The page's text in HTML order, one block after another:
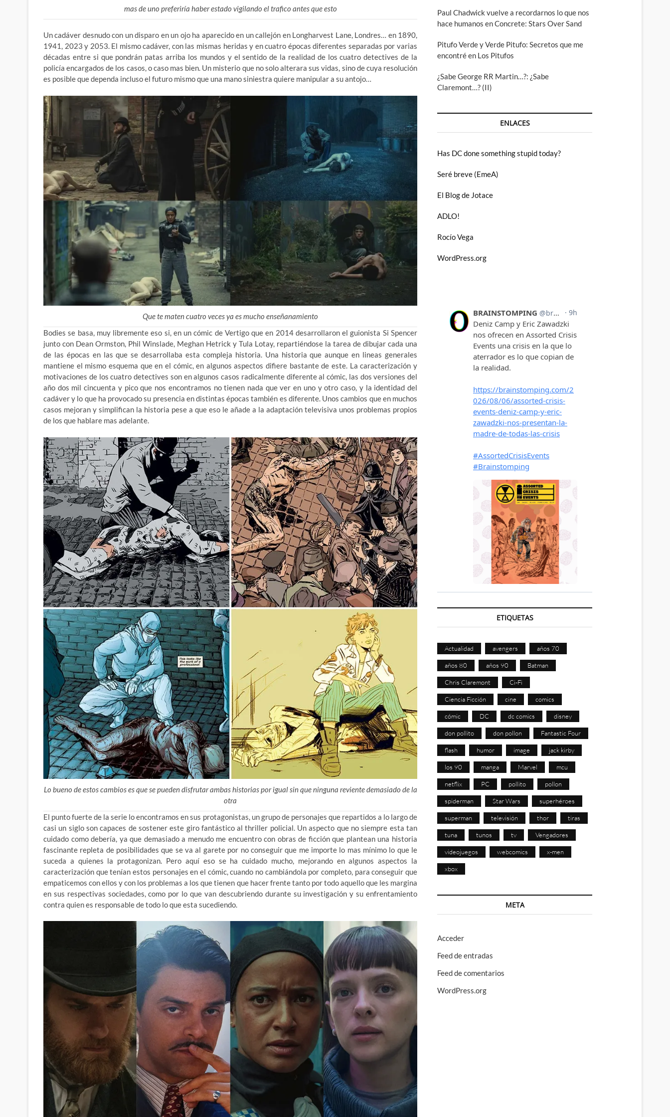
mas de uno preferiría haber estado vigilando el trafico antes que esto
Un cadáver desnudo con un disparo en un ojo ha aparecido en un callejón en Longharvest Lane, Londres… en 1890,
1941, 2023 y 2053. El mismo cadáver, con las mismas heridas y en cuatro épocas diferentes separadas por varias
décadas entre si que pondrán patas arriba los mundos y el sentido de la realidad de los cuatro detectives de la
policía encargados de los casos, o caso mas bien. Un misterio que no solo alterara sus vidas, sino de cuya resolución
es posible que dependa incluso el futuro mismo que una mano siniestra quiere manipular a su antojo…
Que te maten cuatro veces ya es mucho enseñanamiento
Bodies se basa, muy libremente eso si, en un cómic de Vertigo que en 2014 desarrollaron el guionista Si Spencer
junto con Dean Ormston, Phil Winslade, Meghan Hetrick y Tula Lotay, repartiéndose la tarea de dibujar cada una
de las épocas en las que se desarrollaba esta compleja historia. Una historia que aunque en lineas generales
mantiene el mismo esquema que en el cómic, en algunos aspectos difiere bastante de este. La caracterización y
motivaciones de los cuatro detectives son en algunos casos radicalmente diferente al cómic, las dos versiones del
año dos mil cincuenta y pico que nos encontramos no tienen nada que ver en uno y otro caso, y la identidad del
cadáver y lo que ha provocado su presencia en distintas épocas también es diferente. Unos cambios que en muchos
casos mejoran y simplifican la historia pese a que eso le añade a la adaptación televisiva unos problemas propios
de los que hablare mas adelante.
Lo bueno de estos cambios es que se pueden disfrutar ambas historias por igual sin que ninguna reviente demasiado de la
otra
El punto fuerte de la serie lo encontramos en sus protagonistas, un grupo de personajes que repartidos a lo largo de
casi un siglo son capaces de sostener este giro fantástico al thriller policial. Un aspecto que no siempre esta tan
cuidado como debería, ya que demasiado a menudo me encuentro con obras de ficción que plantean una historia
fascinante repleta de posibilidades que se va al garete por no conseguir que me importe lo mas mínimo lo que le
suceda a quienes la protagonizan. Pero aquí eso se ha cuidado mucho, mejorando en algunos aspectos la
caracterización que tenían estos personajes en el cómic, cuando no cambiándola por completo, para conseguir que
empaticemos con ellos y con los problemas a los que tienen que hacer frente tanto por todo aquello que les margina
en sus respectivas sociedades, como por lo que van descubriendo durante su investigación y su enfrentamiento
contra quien es responsable de todo lo que esta sucediendo.
Paul Chadwick vuelve a recordarnos lo que nos
hace humanos en Concrete: Stars Over Sand
Pitufo Verde y Verde Pitufo: Secretos que me
encontré en Los Pitufos
¿Sabe George RR Martin…?: ¿Sabe
Claremont…? (II)
ENLACES
Has DC done something stupid today?
Seré breve (EmeA)
El Blog de Jotace
ADLO!
Rocío Vega
WordPress.org
ETIQUETAS
Actualidad avengers años 70
años 80 años 90 Batman
Chris Claremont Ci-Fi
Ciencia Ficción cine comics
cómic DC dc comics disney
don pollito don pollon Fantastic Four
flash humor image jack kirby
los 90 manga Marvel mcu
netflix PC pollito pollon
spiderman Star Wars superhéroes
superman televisión thor tiras
tuna tunos tv Vengadores
videojuegos webcomics x-men
xbox
META
Acceder
Feed de entradas
Feed de comentarios
WordPress.org